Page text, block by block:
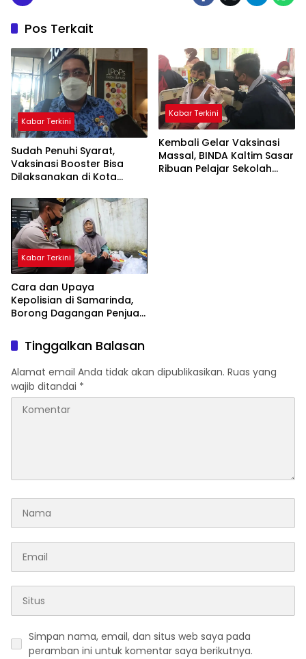
Pos Terkait
Kabar Terkini
Sudah Penuhi Syarat,
Vaksinasi Booster Bisa
Dilaksanakan di Kota
Kabar Terkini
Kembali Gelar Vaksinasi
Massal, BINDA Kaltim Sasar
Ribuan Pelajar Sekolah
Kabar Terkini
Cara dan Upaya
Kepolisian di Samarinda,
Borong Dagangan Penjual
VaksinTinggalkan Balasan
Alamat email Anda tidak akan dipublikasikan. Ruas yang
wajib ditandai *
Simpan nama, email, dan situs web saya pada
peramban ini untuk komentar saya berikutnya.